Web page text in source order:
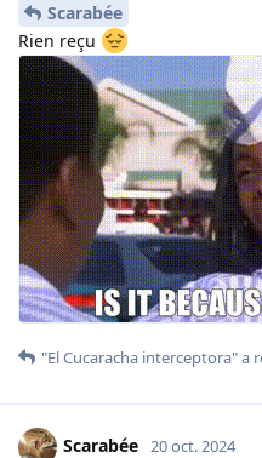
Scarabée
Rien reçu
"El Cucaracha interceptora"a
Scarabée 20 oct. 2024